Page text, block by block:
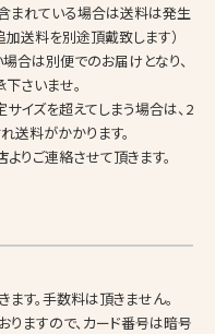
まれている場合は送料は発生
加送料を別途頂戴致します）
合は別便でのお届けとなり、
さいませ。
イズを超えてしまう場合は、2
送料がかかります。
りご連絡させて頂きます。
す。手数料は頂きません。
りますので、カード番号は暗号